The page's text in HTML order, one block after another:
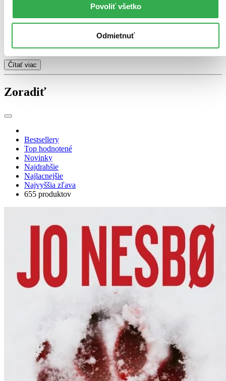
Povoliť všetko
Odmietnuť
seriálových adaptácií. Najznámejšou je hollywoodska verzia
Snehuliaka (2017)s Michaelom Fassbenderom. Aktuálne pripravuje
a temnejší než film. Prvá séria má vychádzať
čo je dramaticky silný základ pre dlhodobú adaptáciu.
Čítať viac
Zoradiť
Bestsellery
Top hodnotené
Novinky
Najdrahšie
Najlacnejšie
Najvyššia zľava
655 produktov